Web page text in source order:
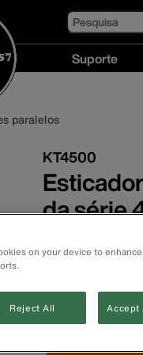
Pesquisa
Suporte
paralelos
KT4500
da série
Mordente
Olhal grande
ganchos de
on your device to
Reject All Accept